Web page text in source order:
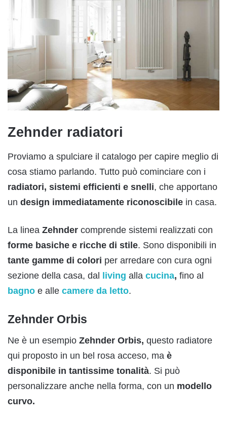
Zehnder radiatori
Proviamo a spulciare il catalogo per capire meglio di
cosa stiamo parlando. Tutto può cominciare con i
radiatori, sistemi efficienti e snelli, che apportano
un design immediatamente riconoscibile in casa.
La linea Zehnder comprende sistemi realizzati con
forme basiche e ricche di stile. Sono disponibili in
tante gamme di colori per arredare con cura ogni
sezione della casa, dal living alla cucina, fino al
bagno e alle camere da letto.
Zehnder Orbis
Ne è un esempio Zehnder Orbis, questo radiatore
qui proposto in un bel rosa acceso, ma è
disponibile in tantissime tonalità. Si può
personalizzare anche nella forma, con un modello
curvo.